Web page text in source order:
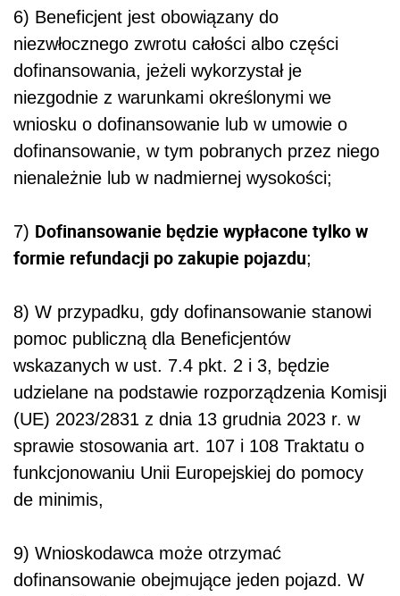
6) Beneficjent jest obowiązany do
niezwłocznego zwrotu całości albo części
dofinansowania, jeżeli wykorzystał je
niezgodnie z warunkami określonymi we
wniosku o dofinansowanie lub w umowie o
dofinansowanie, w tym pobranych przez niego
nienależnie lub w nadmiernej wysokości;
7) Dofinansowanie będzie wypłacone tylko w
formie refundacji po zakupie pojazdu;
8) W przypadku, gdy dofinansowanie stanowi
pomoc publiczną dla Beneficjentów
wskazanych w ust. 7.4 pkt. 2 i 3, będzie
udzielane na podstawie rozporządzenia Komisji
(UE) 2023/2831 z dnia 13 grudnia 2023 r. w
sprawie stosowania art. 107 i 108 Traktatu o
funkcjonowaniu Unii Europejskiej do pomocy
de minimis,
9) Wnioskodawca może otrzymać
dofinansowanie obejmujące jeden pojazd. W